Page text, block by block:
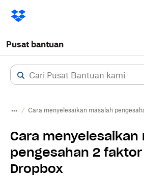
Pusat bantuan
Cara menyelesaikan masalah
Cara menyelesaikan
pengesahan 2
Dropbox